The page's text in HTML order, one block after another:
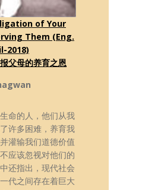
of Your
Them (Eng.
2018)
父母的养育之恩
命的人，他们从我
许多困难，养育我
灌输我们道德价值
应该忽视对他们的
还指出，现代社会
代之间存在着巨大